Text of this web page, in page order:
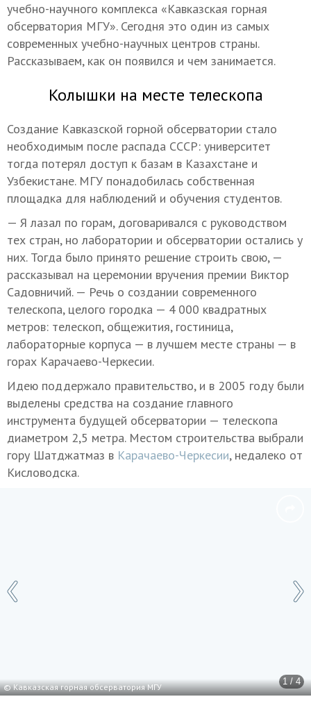
учебно-научного комплекса «Кавказская горная
обсерватория МГУ». Сегодня это один из самых
современных учебно-научных центров страны.
Рассказываем, как он появился и чем занимается.
Колышки на месте телескопа
Создание Кавказской горной обсерватории стало
необходимым после распада СССР: университет
тогда потерял доступ к базам в Казахстане и
Узбекистане. МГУ понадобилась собственная
площадка для наблюдений и обучения студентов.
— Я лазал по горам, договаривался с руководством
тех стран, но лаборатории и обсерватории остались у
них. Тогда было принято решение строить свою, —
рассказывал на церемонии вручения премии Виктор
Садовничий. — Речь о создании современного
телескопа, целого городка — 4 000 квадратных
метров: телескоп, общежития, гостиница,
лабораторные корпуса — в лучшем месте страны — в
горах Карачаево-Черкесии.
Идею поддержало правительство, и в 2005 году были
выделены средства на создание главного
инструмента будущей обсерватории — телескопа
диаметром 2,5 метра. Местом строительства выбрали
гору Шатджатмаз в Карачаево-Черкесии, недалеко от
Кисловодска.
1 / 4
© Кавказская горная обсерватория МГУ